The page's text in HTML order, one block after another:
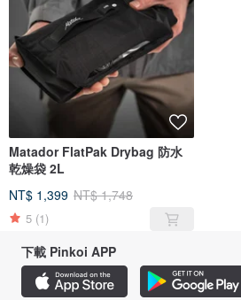
Matador FlatPak Drybag 防水
乾燥袋 2L
NT$ 1,399 NT$ 1,748
5 (1)
下載 Pinkoi APP